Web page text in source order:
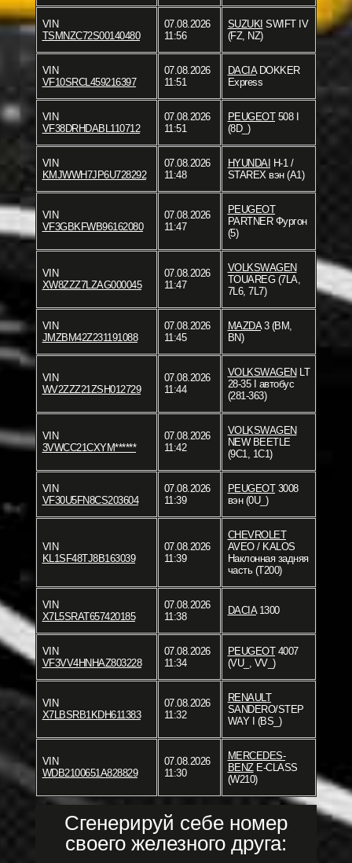
VIN
TSMNZC72S00140480
07.08.2026
11:56
SUZUKI SWIFT IV
(FZ, NZ)
VIN
VF10SRCL459216397
07.08.2026
11:51
DACIADOKKER
Express
VIN
VF38DRHDABL110712
07.08.2026
11:51
PEUGEOT508 I
(8D_)
VIN
KMJWWH7JP6U728292
07.08.2026
11:48
HYUNDAI H-1 /
STAREX вэн (A1)
VIN
VF3GBKFWB96162080
07.08.2026
11:47
PEUGEOT
PARTNER Фургон
(5)
VIN
XW8ZZZ7LZAG000045
07.08.2026
11:47
VOLKSWAGEN
TOUAREG (7LA,
7L6, 7L7)
VIN
JMZBM42Z231191088
07.08.2026
11:45
MAZDA3 (BM,
BN)
VIN
WV2ZZZ21ZSH012729
07.08.2026
11:44
VOLKSWAGENLT
28-35 I автобус
(281-363)
VIN
3VWCC21CXYM******
07.08.2026
11:42
VOLKSWAGEN
NEW BEETLE
(9C1, 1C1)
VIN
VF30U5FN8CS203604
07.08.2026
11:39
PEUGEOT3008
вэн (0U_)
VIN
KL1SF48TJ8B163039
07.08.2026
11:39
CHEVROLET
AVEO / KALOS
Наклонная задняя
часть (T200)
VIN
X7L5SRAT657420185
07.08.2026
11:38
DACIA1300
VIN
VF3VV4HNHAZ803228
07.08.2026
11:34
PEUGEOT4007
(VU_, VV_)
VIN
X7LBSRB1KDH611383
07.08.2026
11:32
RENAULT
SANDERO/STEP
WAY I (BS_)
VIN
WDB2100651A828829
07.08.2026
11:30
MERCEDES-
BENZE-CLASS
(W210)
Сгенерируй себе номер
своего железного друга: